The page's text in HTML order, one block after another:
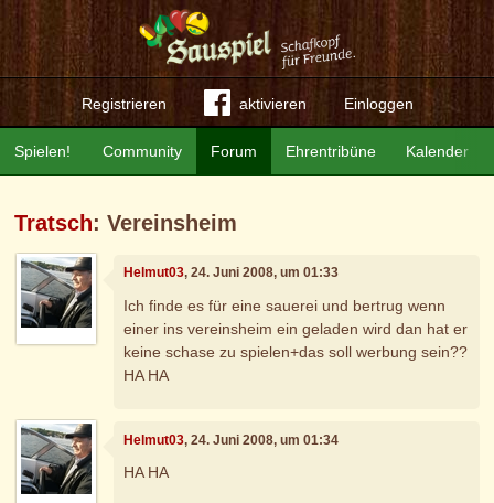
Registrieren aktivieren Einloggen
Community Forum Ehrentribüne Kalender
Spielen!
Tratsch: Vereinsheim
Helmut03, 24. Juni 2008, um 01:33
Ich finde es für eine sauerei und bertrug wenn
einer ins vereinsheim ein geladen wird dan hat er
keine schase zu spielen+das soll werbung sein??
HA HA
Helmut03, 24. Juni 2008, um 01:34
HA HA